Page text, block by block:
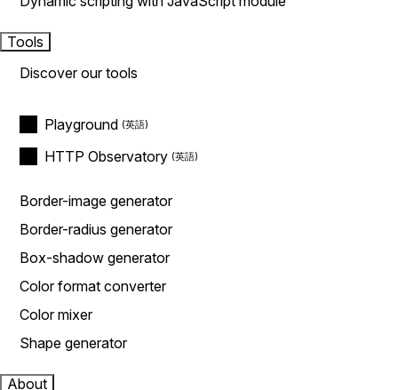
Tools
Discover our tools
Playground
HTTP Observatory
Border-image generator
Border-radius generator
Box-shadow generator
Color format converter
Color mixer
Shape generator
About